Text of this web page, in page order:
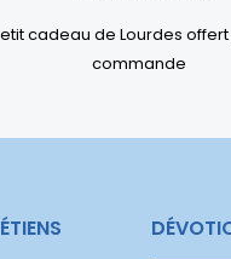
cadeau de Lourdes
commande